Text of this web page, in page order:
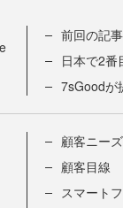
前回の記
日本で2番
7sGoodが
顧客ニー
顧客目線
スマート